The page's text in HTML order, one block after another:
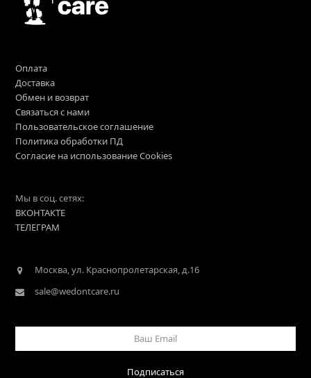
Оплата
Доставка
Обмен и возврат
Связаться с нами
Пользовательское соглашение
Политика обработки ПД
Согласие на использование Cookies
Мы в соц. сетях:
ВКОНТАКТЕ
ТЕЛЕГРАМ
Москва, ул. Краснопролетарская, д.16
sale@wedontcare.ru
Email
Подписаться